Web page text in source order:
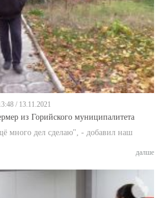
/ 13.11.2021
из Горийского муниципалитета
много дел сделаю", - добавил наш
далше